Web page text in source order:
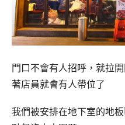
門口不會有人招呼，就拉
著店員就會有人帶位了
我們被安排在地下室的地